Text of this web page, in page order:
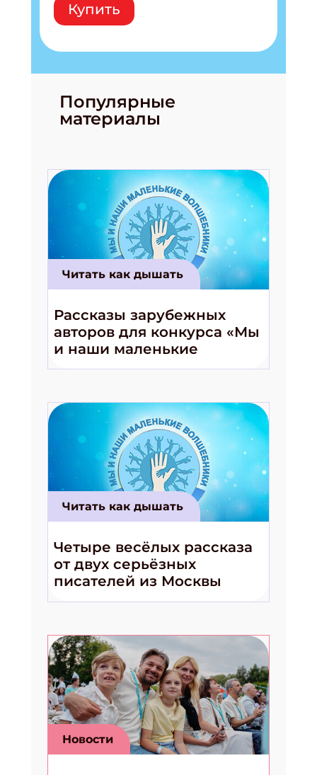
Купить
Популярные
материалы
Читать как дышать
Рассказы зарубежных
авторов для конкурса «Мы
и наши маленькие
волшебники!»
Читать как дышать
Четыре весёлых рассказа
от двух серьёзных
писателей из Москвы
Новости
Подпишись на рассылку
подарок!
Укажите имя
Укажите Ваш Email